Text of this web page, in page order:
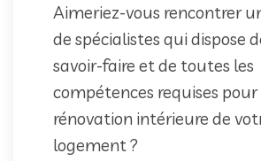
Aimeriez-vous rencontrer
de spécialistes qui dispose
savoir-faire et de toutes les
compétences requises pour
rénovation intérieure de
logement ?